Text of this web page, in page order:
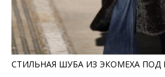
СТИЛЬНАЯ ШУБА ИЗ ЭКОМЕХА ПОД